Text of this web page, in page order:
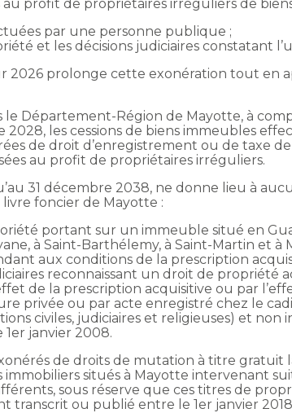
au profit de propriétaires irréguliers de
par une personne publique ;
et les décisions judiciaires constatant
2026 prolonge cette exonération tout en
le Département-Région de Mayotte, à
2028, les cessions de biens immeubles
de droit d’enregistrement ou de taxe
au profit de propriétaires irréguliers.
31 décembre 2038, ne donne lieu à
livre foncier de Mayotte :
portant sur un immeuble situé en
à Saint-Barthélemy, à Saint-Martin et
aux conditions de la prescription
reconnaissant un droit de propriété
de la prescription acquisitive ou par
privée ou par acte enregistré chez le
civiles, judiciaires et religieuses) et non
janvier 2008.
de droits de mutation à titre gratuit
immobiliers situés à Mayotte intervenant
sous réserve que ces titres de
transcrit ou publié entre le 1er janvier